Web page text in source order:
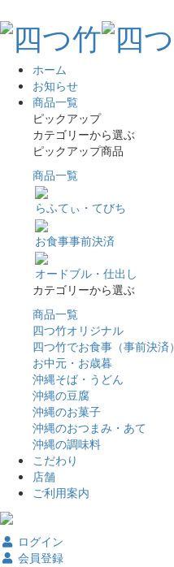
ホーム
お知らせ
商品一覧
ピックアップ
カテゴリーから選ぶ
ピックアップ商品
商品一覧
らふてぃ・てびち
お食事事前決済
オードブル・仕出し
カテゴリーから選ぶ
商品一覧
四つ竹オリジナル
四つ竹でお食事（事前決済）
お中元・お歳暮
沖縄そば・うどん
沖縄の豆腐
沖縄のお菓子
沖縄のおつまみ・あて
沖縄の調味料
こだわり
店舗
ご利用案内
ログイン
会員登録